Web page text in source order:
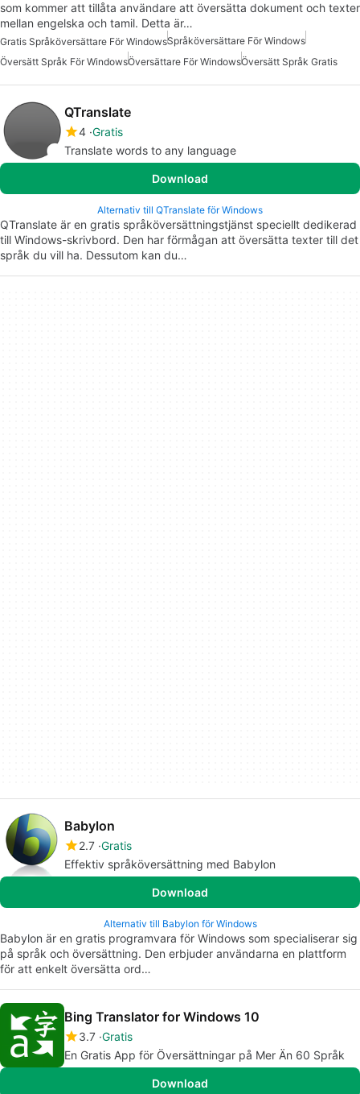
som kommer att tillåta användare att översätta dokument och texter
mellan engelska och tamil. Detta är…
Gratis Språköversättare För WindowsSpråköversättare För Windows
Översätt Språk För WindowsÖversättare För WindowsÖversätt Språk Gratis
QTranslate
4 Gratis
Translate words to any language
Download
Alternativ till QTranslate för Windows
QTranslate är en gratis språköversättningstjänst speciellt dedikerad
till Windows-skrivbord. Den har förmågan att översätta texter till det
språk du vill ha. Dessutom kan du…
Babylon
2.7 Gratis
Effektiv språköversättning med Babylon
Download
Alternativ till Babylon för Windows
Babylon är en gratis programvara för Windows som specialiserar sig
på språk och översättning. Den erbjuder användarna en plattform
för att enkelt översätta ord…
Bing Translator for Windows 10
3.7 Gratis
En Gratis App för Översättningar på Mer Än 60 Språk
Download